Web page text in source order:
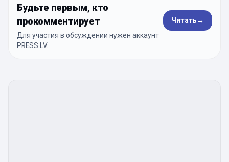
Будьте первым, кто
прокомментирует
Для участия в обсуждении нужен аккаунт
PRESS.LV.
Читать→